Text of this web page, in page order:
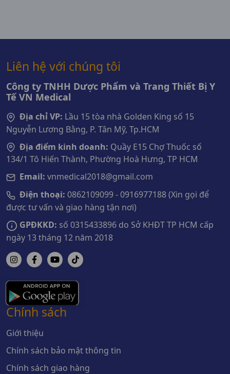
Liên hệ với chúng tôi
Công ty TNHH Dược Phẩm và Trang Thiết Bị Y
Tế VN Medical
Địa chỉ VP: Lầu 15 tòa nhà Golden King số 15
Nguyễn Lương Bằng, P. Tân Mỹ, Tp.HCM
Địa điểm kinh doanh: Quầy E15 Chợ Thuốc số
134/1 Tô Hiến Thành, Phường Hoà Hưng, TP HCM
Email: vnmedical2018@gmail.com
Điện thoại: 0862109099 - 0916977188 (Xin gọi để
được tư vấn và giao hàng tận nơi)
GPĐKKD: số 0315433896 do Sở KHĐT TP HCM cấp
ngày 13 tháng 12 năm 2018
Chính sách
Giới thiệu
Chính sách bảo mật thông tin
Chính sách giao hàng